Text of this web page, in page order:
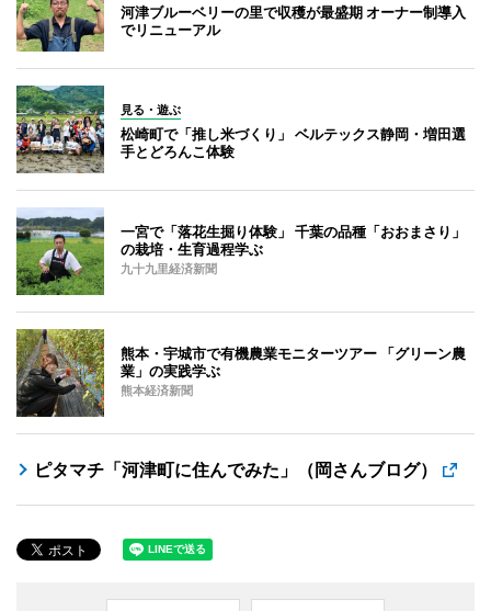
河津ブルーベリーの里で収穫が最盛期 オーナー制導入
でリニューアル
見る・遊ぶ
松崎町で「推し米づくり」 ベルテックス静岡・増田選
手とどろんこ体験
一宮で「落花生掘り体験」 千葉の品種「おおまさり」
の栽培・生育過程学ぶ
九十九里経済新聞
熊本・宇城市で有機農業モニターツアー 「グリーン農
業」の実践学ぶ
熊本経済新聞
ピタマチ「河津町に住んでみた」（岡さんブログ）